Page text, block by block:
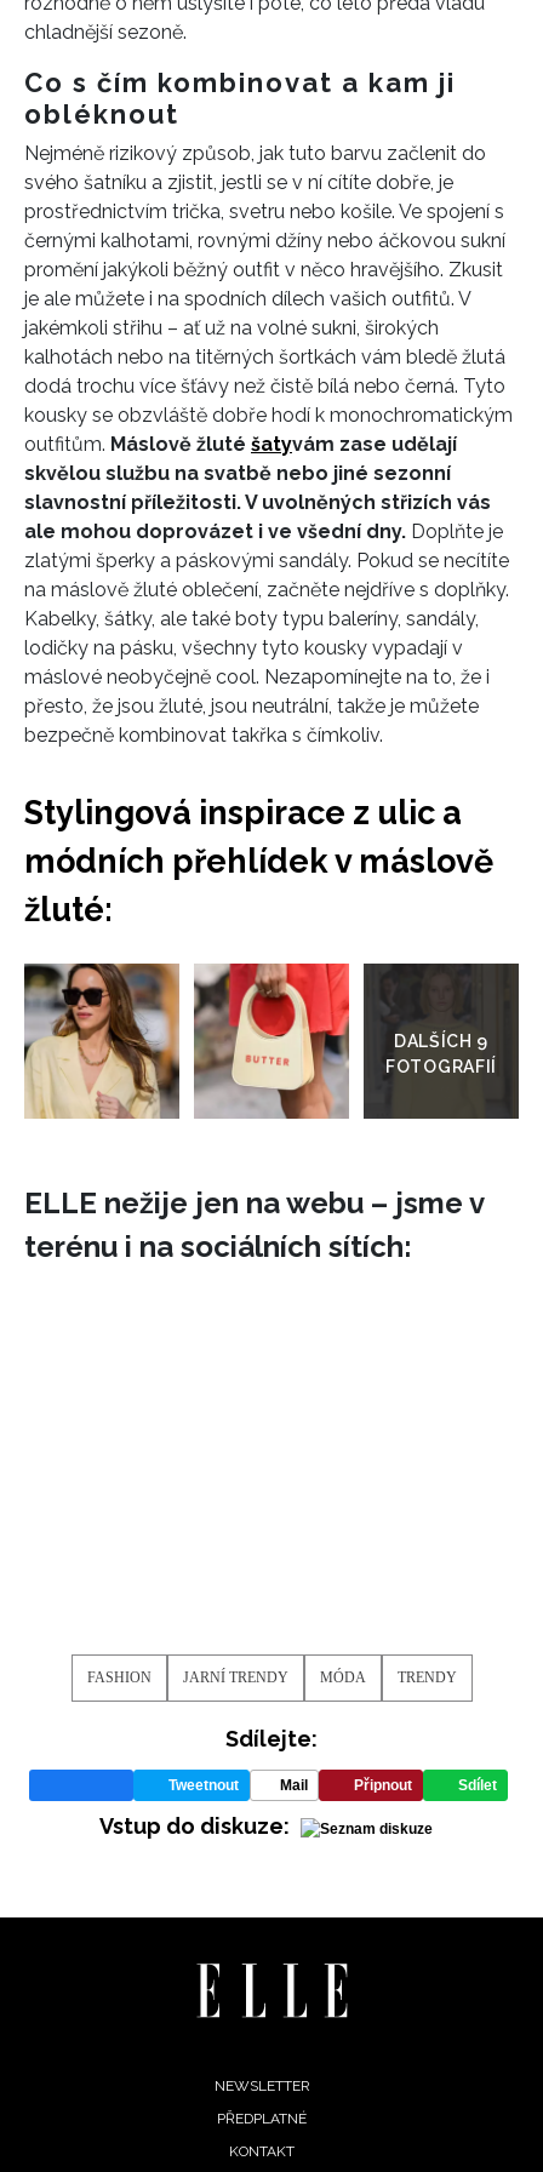
INFORMACE
REDAKCE
Přihlášením k newsletteru souhlasíte s
chladnější sezoně.
Co s čím kombinovat a kam ji
obléknout
Nejméně rizikový způsob, jak tuto barvu začlenit do
svého šatníku a zjistit, jestli se v ní cítíte dobře , je
prostřednictvím trička, svetru nebo košile. Ve spojení s
černými kalhotami, rovnými džíny nebo áčkovou sukní
promění jakýkoli běžný outfit v něco hravějšího. Zkusit
je ale můžete i na spodních dílech vašich outfitů. V
jakémkoli střihu – ať už na volné sukni , širokých
kalhotách nebo na titěrných šortkách vám bledě žlutá
dodá trochu více šťávy než čistě bílá nebo černá. Tyto
kousky se obzvláště dobře hodí k monochromatickým
outfitům. Máslově žluté šatyvám zase udělají
skvělou službu na svatbě nebo jiné sezonní
slavnostní příležitosti. V uvolněných střizích vás
ale mohou doprovázet i ve všední dny. Doplňte je
zlatými šperky a páskovými sandály. Pokud se necítíte
na máslově žluté oblečení, začněte nejdříve s doplňky.
Kabelky, šátky, ale také boty typu baleríny, sandály,
lodičky na pásku, všechny tyto kousky vypadají v
máslové neobyčejně cool. Nezapomínejte na to, že i
přesto, že jsou žluté, jsou neutrální, takže je můžete
bezpečně kombinovat takřka s čímkoliv.
Stylingová inspirace z ulic a
módních přehlídek v máslově
žluté:
Přejít
galerie
ELLE nežije jen na webu – jsme v
terénu i na sociálních sítích:
FASHION JARNÍ TRENDY MÓDA TRENDY
Sdílejte:
Tweetnout Mail Připnout Sdílet
Vstup do diskuze:
NEWSLETTER
PŘEDPLATNÉ
KONTAKT